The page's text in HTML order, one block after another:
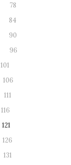
78
84
90
96
101
106
111
116
121
126
131